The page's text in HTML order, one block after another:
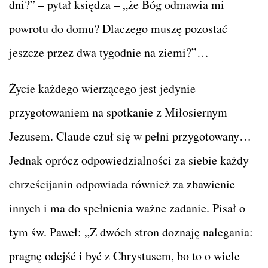
dni?” – pytał księdza – „że Bóg odmawia mi
powrotu do domu? Dlaczego muszę pozostać
jeszcze przez dwa tygodnie na ziemi?”…
Życie każdego wierzącego jest jedynie
przygotowaniem na spotkanie z Miłosiernym
Jezusem. Claude czuł się w pełni przygotowany…
Jednak oprócz odpowiedzialności za siebie każdy
chrześcijanin odpowiada również za zbawienie
innych i ma do spełnienia ważne zadanie. Pisał o
tym św. Paweł: „Z dwóch stron doznaję nalegania:
pragnę odejść i być z Chrystusem, bo to o wiele